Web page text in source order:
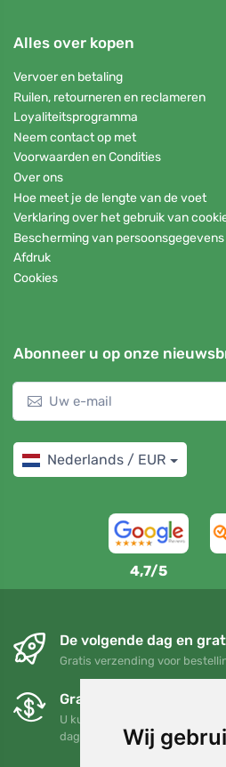
Wij
Alles over kopen
Vervoer en betaling
Ruilen, retourneren en reclameren
Loyaliteitsprogramma
Neem contact op met
Voorwaarden en Condities
Over ons
Hoe meet je de lengte van de voet
Verklaring over het gebruik van
Bescherming van persoonsgegevens
Afdruk
Cookies
Abonneer u op onze
Nederlands / EUR
4,7/5
De volgende dag en
Gratis verzending voor
Gratis ruilen en
U kunt uw bestelling op elk
dagen retourneren of ruilen